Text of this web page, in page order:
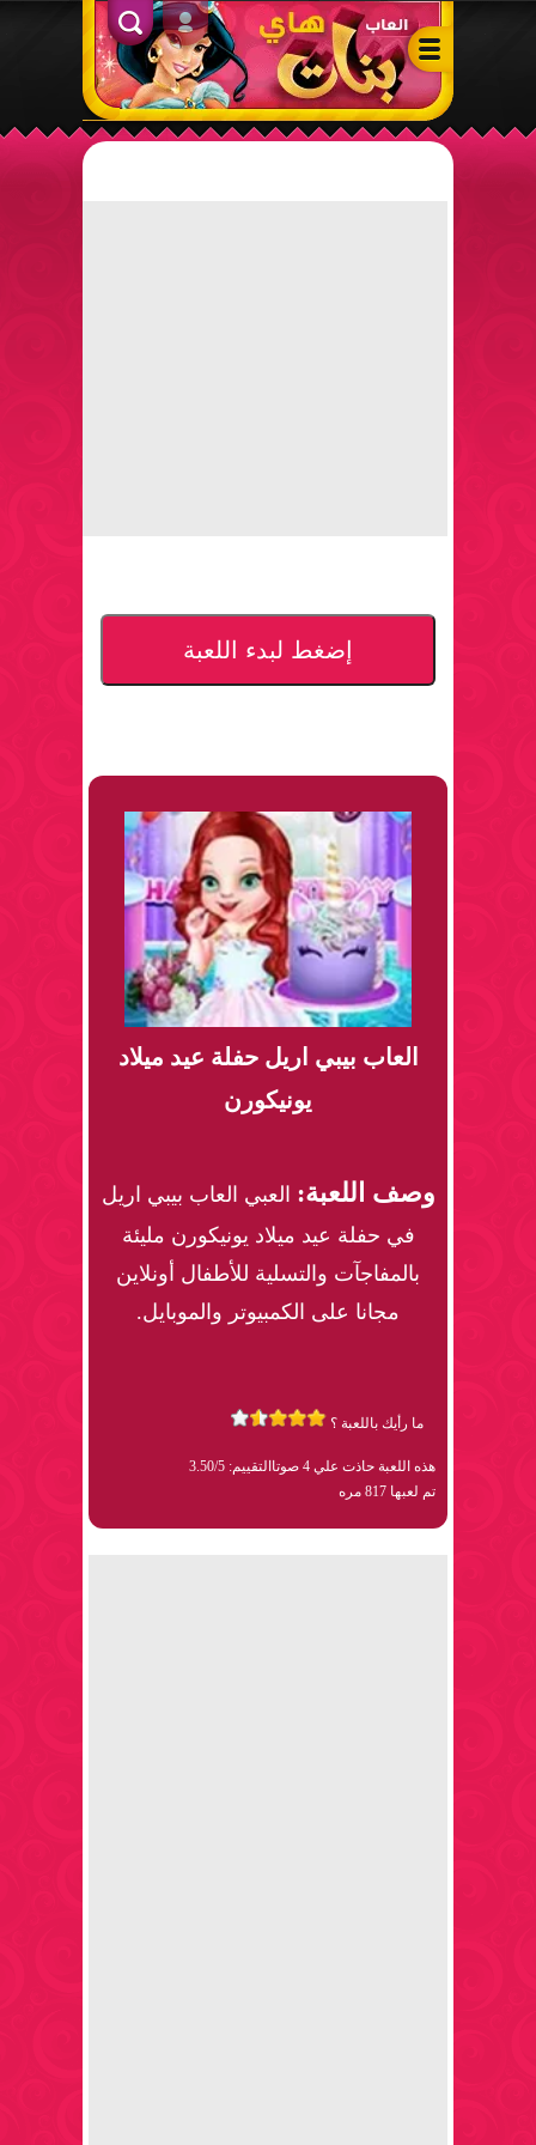
ألعاب بنات هاي – أفضل ألعاب تلبيس، مكياج، طبخ وأنشطة ممتعة
الدخول
إضغط لبدء اللعبة
العاب بيبي اريل حفلة عيد ميلاد
يونيكورن
وصف اللعبة: العبي العاب بيبي اريل
في حفلة عيد ميلاد يونيكورن مليئة
بالمفاجآت والتسلية للأطفال أونلاين
مجانا على الكمبيوتر والموبايل.
ما رأيك باللعبة ؟
هذه اللعبة حاذت علي 4 صوتا
التقييم: 3.50/5
تم لعبها 817 مره